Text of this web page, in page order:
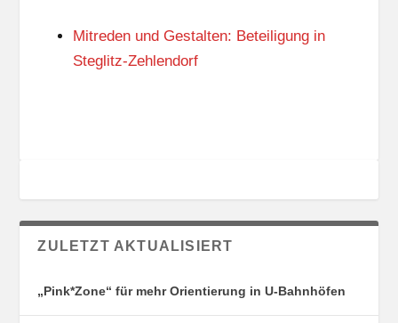
S
O
N
Mitreden und Gestalten: Beteiligung in
Steglitz-Zehlendorf
ZULETZT AKTUALISIERT
„Pink*Zone“ für mehr Orientierung in U-Bahnhöfen